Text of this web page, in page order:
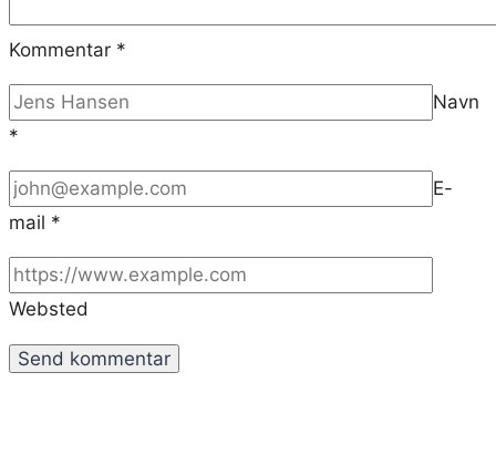
Kommentar *
Navn
*
E-
mail *
Websted